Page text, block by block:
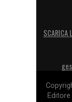
SCARICA